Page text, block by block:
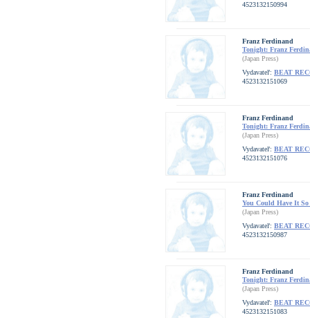
4523132150994
Franz Ferdinand
Tonight: Franz
(Japan Press)
Vydavateľ: BEAT
4523132151069
Franz Ferdinand
Tonight: Franz
(Japan Press)
Vydavateľ: BEAT
4523132151076
Franz Ferdinand
You Could Have It
(Japan Press)
Vydavateľ: BEAT
4523132150987
Franz Ferdinand
Tonight: Franz
(Japan Press)
Vydavateľ: BEAT
4523132151083